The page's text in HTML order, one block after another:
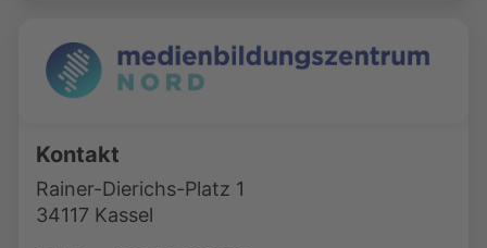
Kontakt
Rainer-Dierichs-Platz 1
34117 Kassel